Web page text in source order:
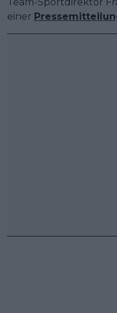
einer